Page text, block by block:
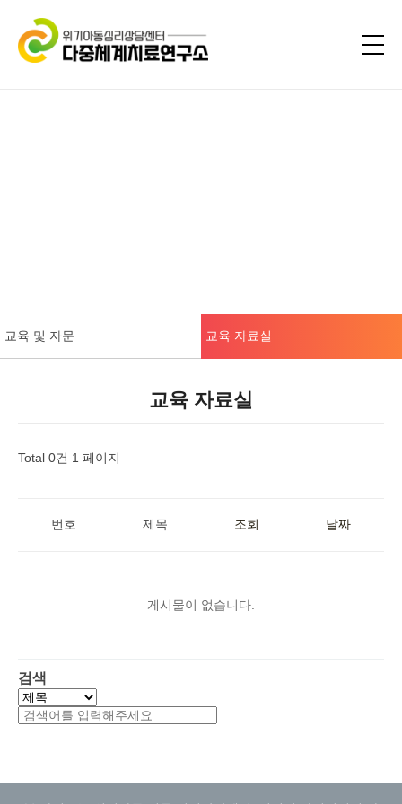
교육 및 자문 교육 자료실
교육 자료실
Total 0건 1 페이지
번호 제목 조회 날짜
게시물이 없습니다.
검색